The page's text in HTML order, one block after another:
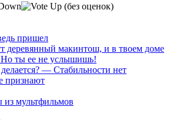
(без оценок)
пришел
деревянный макинтош, и в твоем доме
Но ты ее не услышишь!
— Стабильности нет
признают
из мультфильмов